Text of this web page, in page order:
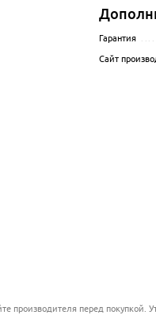
Гарантия
Сайт
производителя перед